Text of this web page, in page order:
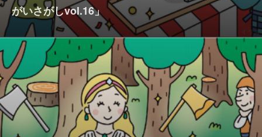
がいさがしvol.16」